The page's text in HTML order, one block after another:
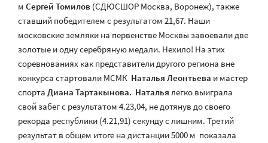
м Сергей Томилов (СДЮСШОР Москва, Воронеж), также
ставший победителем с результатом 21,67. Наши
московские земляки на первенстве Москвы завоевали две
золотые и одну серебряную медали. Нехило! На этих
соревнованиях как представители другого региона вне
конкурса стартовали МСМК Наталья Леонтьева и мастер
спорта Диана Тартакынова. Наталья легко выиграла
свой забег с результатом 4.23,04, не дотянув до своего
рекорда республики (4.21,91) секунду с лишним. Третий
результат в общем итоге на дистанции 5000 м показала